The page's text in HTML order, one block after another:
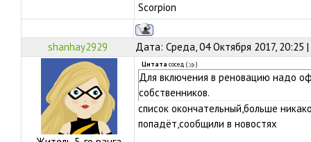
Scorpion
shanhay2929 Дата: Среда, 04 Октября 2017, 20:25
Цитата сосед ( )
Для включения в реновацию надо
собственников.
список окончательный,больше
попадёт,сообщили в новостях